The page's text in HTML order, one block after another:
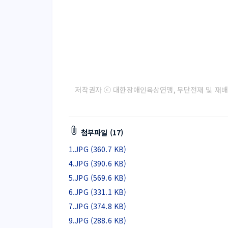
저작권자 ⓒ 대한장애인육상연맹, 무단전재 및 재
첨부파일 (17)
1.JPG (360.7 KB)
4.JPG (390.6 KB)
5.JPG (569.6 KB)
6.JPG (331.1 KB)
7.JPG (374.8 KB)
9.JPG (288.6 KB)